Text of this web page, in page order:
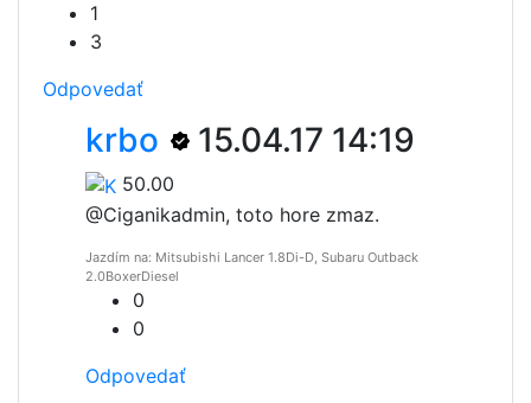
1
3
Odpovedať
krbo 15.04.17 14:19
50.00
@Ciganikadmin, toto hore zmaz.
Jazdím na: Mitsubishi Lancer 1.8Di-D, Subaru Outback
2.0BoxerDiesel
0
0
Odpovedať